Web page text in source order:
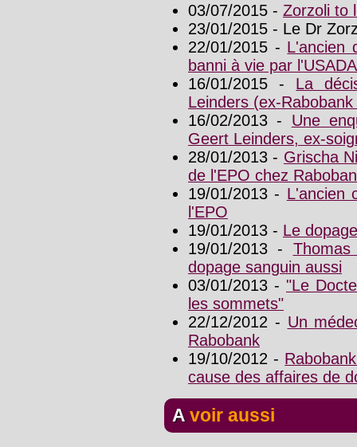
03/07/2015 - Zorzoli to
23/01/2015 - Le Dr
22/01/2015 - L'ancien
banni à vie par l'USADA
16/01/2015 - La
Leinders (ex-
16/02/2013 - Une
Geert Leinders, ex-
28/01/2013 - Grischa
de l'EPO chez
19/01/2013 - L'ancien
l'EPO
19/01/2013 - Le
19/01/2013 -
dopage sanguin aussi
03/01/2013 - "Le
les sommets"
22/12/2012 - Un
Rabobank
19/10/2012 -
cause des affaires de
A voir aussi